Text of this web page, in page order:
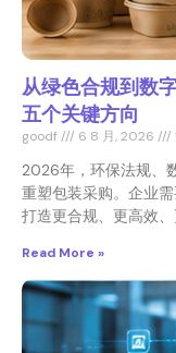
从绿色合规到数
五个关键方向
goodf 6 8 月, 2026
2026年，环保法规、
重塑包装采购。企业
打造更合规、更高效
Read More »